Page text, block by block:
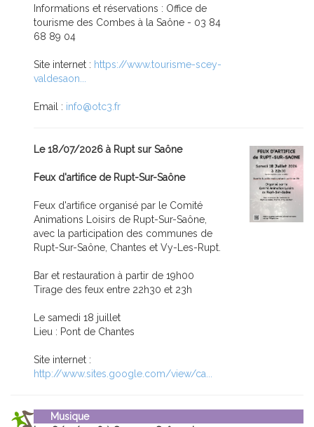
Informations et réservations : Office de
tourisme des Combes à la Saône - 03 84
68 89 04
Site internet : https://www.tourisme-scey-
valdesaon...
Email : info@otc3.fr
Le 18/07/2026 à Rupt sur Saône
Feux d'artifice de Rupt-Sur-Saône
Feux d'artifice organisé par le Comité
Animations Loisirs de Rupt-Sur-Saône,
avec la participation des communes de
Rupt-Sur-Saône, Chantes et Vy-Les-Rupt.
Bar et restauration à partir de 19h00
Tirage des feux entre 22h30 et 23h
Le samedi 18 juillet
Lieu : Pont de Chantes
Site internet :
http://www.sites.google.com/view/ca...
Musique